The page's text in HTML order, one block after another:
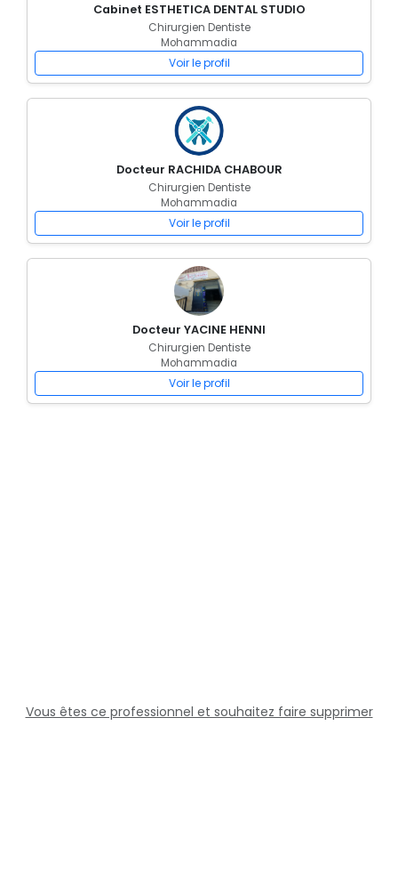
Cabinet ESTHETICA DENTAL STUDIO
Chirurgien Dentiste
Mohammadia
Voir le profil
Docteur RACHIDA CHABOUR
Chirurgien Dentiste
Mohammadia
Voir le profil
Docteur YACINE HENNI
Chirurgien Dentiste
Mohammadia
Voir le profil
Vous êtes ce professionnel et souhaitez faire supprimer